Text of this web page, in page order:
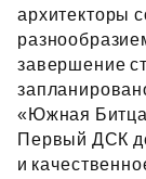
архитекторы
завершение
«Южная
Первый ДСК
и